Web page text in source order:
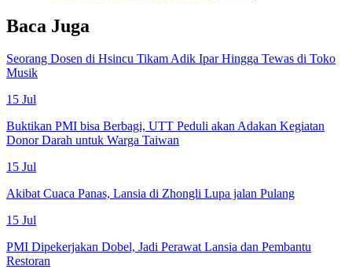
Baca Juga
Seorang Dosen di Hsincu Tikam Adik Ipar Hingga Tewas di Toko
Musik
15 Jul
Buktikan PMI bisa Berbagi, UTT Peduli akan Adakan Kegiatan
Donor Darah untuk Warga Taiwan
15 Jul
Akibat Cuaca Panas, Lansia di Zhongli Lupa jalan Pulang
15 Jul
PMI Dipekerjakan Dobel, Jadi Perawat Lansia dan Pembantu
Restoran